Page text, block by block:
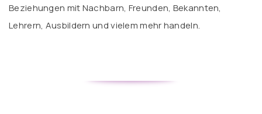
Beziehungen mit Nachbarn, Freunden, Bekannten,
Lehrern, Ausbildern und vielem mehr handeln.